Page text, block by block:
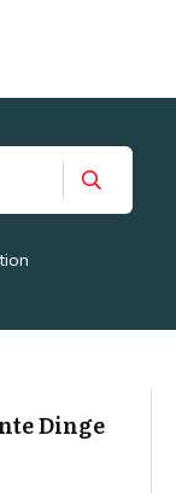
Dinge